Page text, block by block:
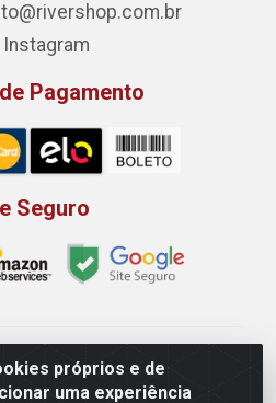
próprios e de
uma experiência
Instagram
Pagamento
Seguro
de Alimentos LTDA - Rodovia
QD 00 LT 16 - Bairro Jardim